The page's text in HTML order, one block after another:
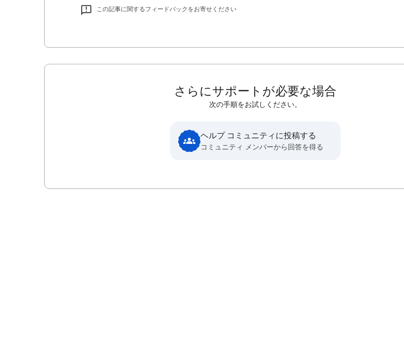
この記事に関するフィードバックをお寄せください
さらにサポートが必要な場合
次の手順をお試しください。
ヘルプ コミュニティに投稿する
コミュニティ メンバーから回答を得る